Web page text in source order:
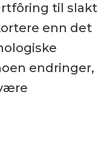
til slakt
enn det
endringer,